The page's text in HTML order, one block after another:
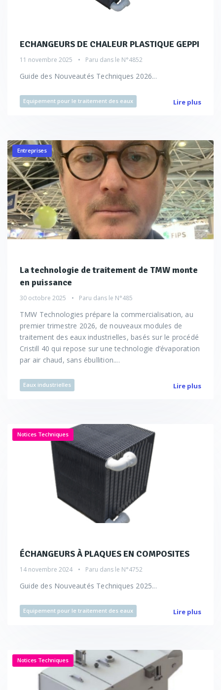
ECHANGEURS DE CHALEUR PLASTIQUE GEPPI
11 novembre 2025 Paru dans le N°4852
Guide des Nouveautés Techniques 2026...
Equipement pour le traitement des eaux Lire plus
Entreprises
La technologie de traitement de TMW monte
en puissance
30 octobre 2025 Paru dans le N°485
TMW Technologies prépare la commercialisation, au
premier trimestre 2026, de nouveaux modules de
traitement des eaux industrielles, basés sur le procédé
Cristill 40 qui repose sur une technologie d’évaporation
par air chaud, sans ébullition....
Eaux industrielles Lire plus
Notices Techniques
ÉCHANGEURS À PLAQUES EN COMPOSITES
14 novembre 2024 Paru dans le N°4752
Guide des Nouveautés Techniques 2025...
Equipement pour le traitement des eaux Lire plus
Notices Techniques